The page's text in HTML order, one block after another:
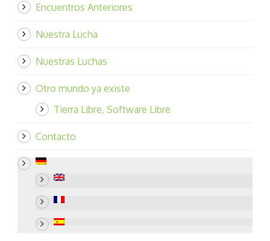
Encuentros Anteriores
Nuestra Lucha
Nuestras Luchas
Otro mundo ya existe
Tierra Libre, Software Libre
Contacto